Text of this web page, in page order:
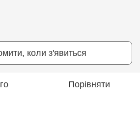
коли з'явиться
Порівняти